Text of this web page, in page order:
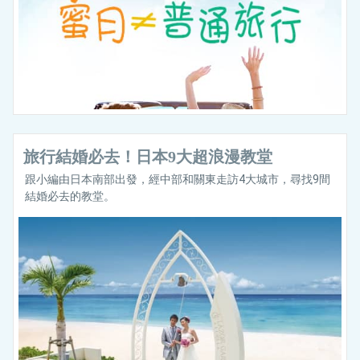
旅行結婚必去！日本9大超浪漫教堂
跟小編由日本南部出發，經中部和關東走訪4大城市，尋找9間
結婚必去的教堂。